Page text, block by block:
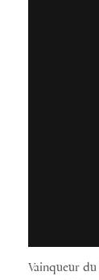
Vainqueur du